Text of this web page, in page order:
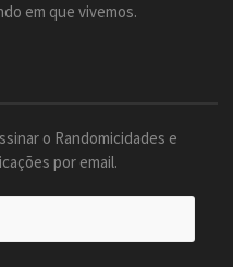
em que vivemos.
o Randomicidades e
por email.